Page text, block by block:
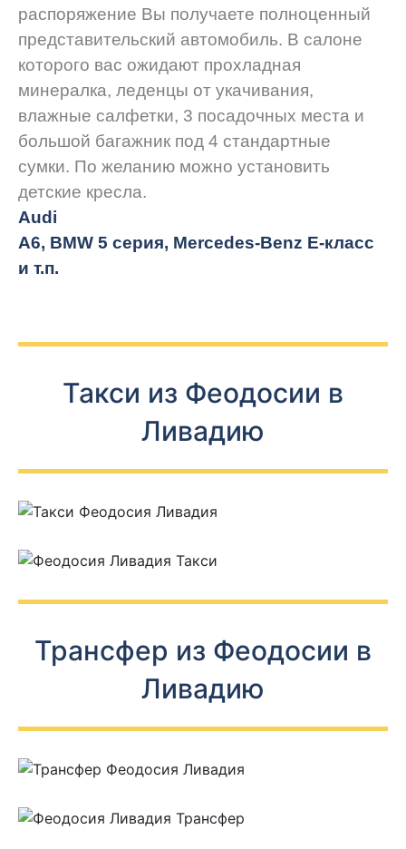
распоряжение Вы получаете полноценный
представительский автомобиль. В салоне
которого вас ожидают прохладная
минералка, леденцы от укачивания,
влажные салфетки, 3 посадочных места и
большой багажник под 4 стандартные
сумки. По желанию можно установить
детские кресла.
Audi
A6, BMW 5 серия, Mercedes-Benz E-класс
и т.п.
Такси из Феодосии в
Ливадию
Трансфер из Феодосии в
Ливадию